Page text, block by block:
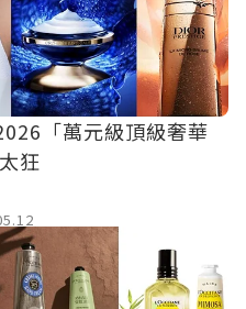
「萬元級頂級奢華
狂